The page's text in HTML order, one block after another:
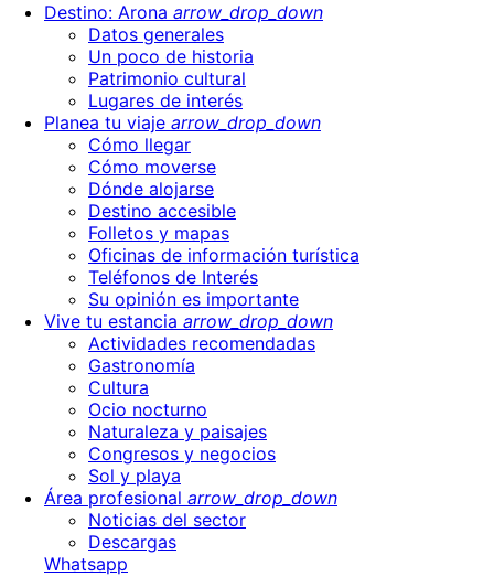
Destino: Arona arrow_drop_down
Datos generales
Un poco de historia
Patrimonio cultural
Lugares de interés
Planea tu viaje arrow_drop_down
Cómo llegar
Cómo moverse
Dónde alojarse
Destino accesible
Folletos y mapas
Oficinas de información turística
Teléfonos de Interés
Su opinión es importante
Vive tu estancia arrow_drop_down
Actividades recomendadas
Gastronomía
Cultura
Ocio nocturno
Naturaleza y paisajes
Congresos y negocios
Sol y playa
Área profesional arrow_drop_down
Noticias del sector
Descargas
Whatsapp